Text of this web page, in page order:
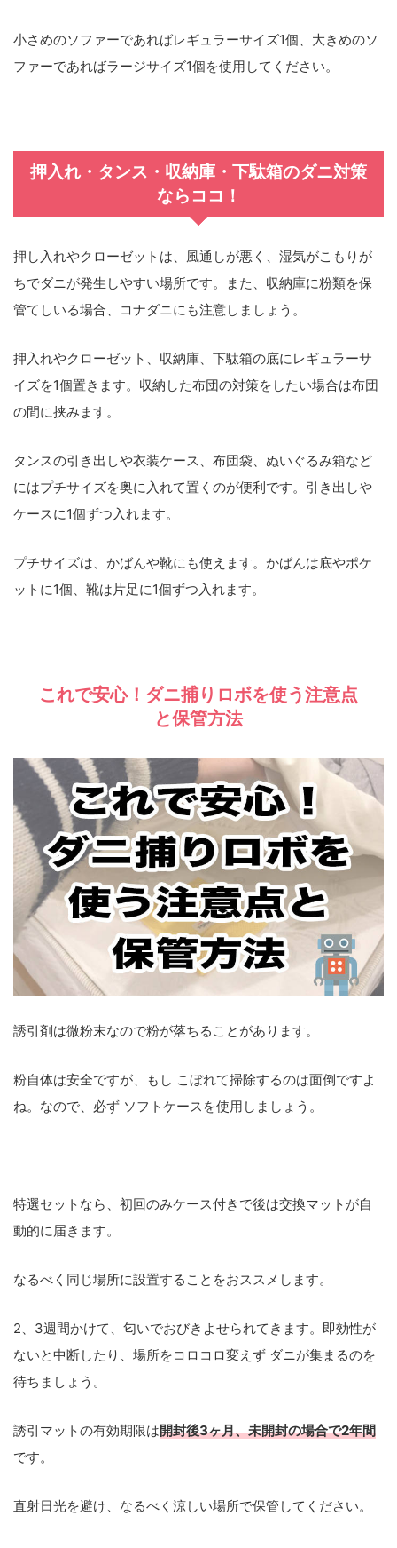
小さめのソファーであればレギュラーサイズ1個、大きめのソ
ファーであればラージサイズ1個を使用してください。
押入れ・タンス・収納庫・下駄箱のダニ対策
ならココ！
押し入れやクローゼットは、風通しが悪く、湿気がこもりが
ちでダニが発生しやすい場所です。また、収納庫に粉類を保
管てしいる場合、コナダニにも注意しましょう。
押入れやクローゼット、収納庫、下駄箱の底に レギュラーサ
イズを1個置きます。収納した布団の対策をしたい場合は布団
の間に挟みます。
タンスの引き出しや衣装ケース、布団袋、ぬいぐるみ箱など
にはプチサイズを奥に入れて置くのが便利です。引き出しや
ケースに1個ずつ入れます。
プチサイズは、かばんや靴にも使えます。かばんは底やポケ
ットに1個、靴は片足に1個ずつ入れます。
これで安心！ダニ捕りロボを使う注意点
と保管方法
誘引剤は微粉末なので粉が落ちることがあります。
粉自体は安全ですが、もし こぼれて掃除するのは面倒ですよ
ね。なので、必ず ソフトケースを使用 しましょう。
特選セットなら、初回のみケース付きで後は交換マットが自
動的に届きます。
なるべく同じ場所に設置することをおススメします。
2、3週間かけて、匂いでおびきよせられてきます。即効性が
ないと中断したり、場所をコロコロ変えず ダニが集まるのを
待ちましょう。
誘引マットの有効期限は開封後3ヶ月、未開封の場合で2年間
です。
直射日光を避け、なるべく涼しい場所で保管してください。